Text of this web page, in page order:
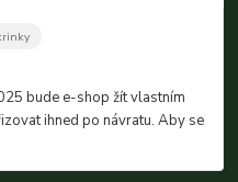
bude e-shop žít vlastním
ihned po návratu. Aby se